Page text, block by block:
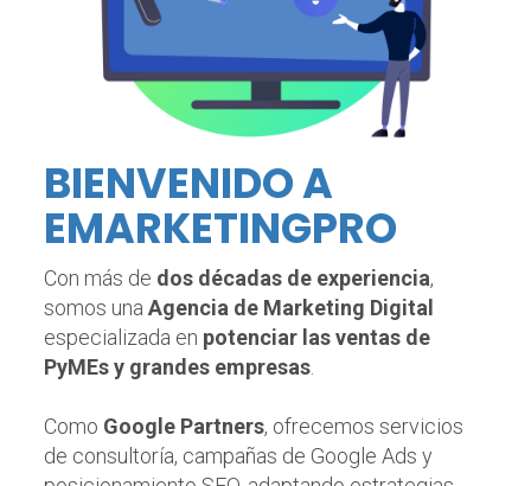
BIENVENIDO A
EMARKETINGPRO
Con más de dos décadas de experiencia,
somos unaAgencia de Marketing Digital
especializada en potenciar las ventas de
PyMEs y grandes empresas.
Como Google Partners, ofrecemos servicios
de consultoría, campañas de Google Ads y